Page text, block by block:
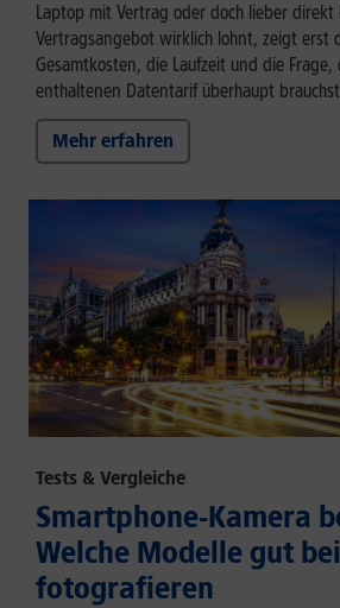
Laptop mit Vertrag oder doch lieber direkt
Vertragsangebot wirklich lohnt, zeigt erst
Gesamtkosten, die Laufzeit und die Frage,
enthaltenen Datentarif überhaupt
Mehr erfahren
Tests & Vergleiche
Smartphone-Kamera
Welche Modelle gut
fotografieren